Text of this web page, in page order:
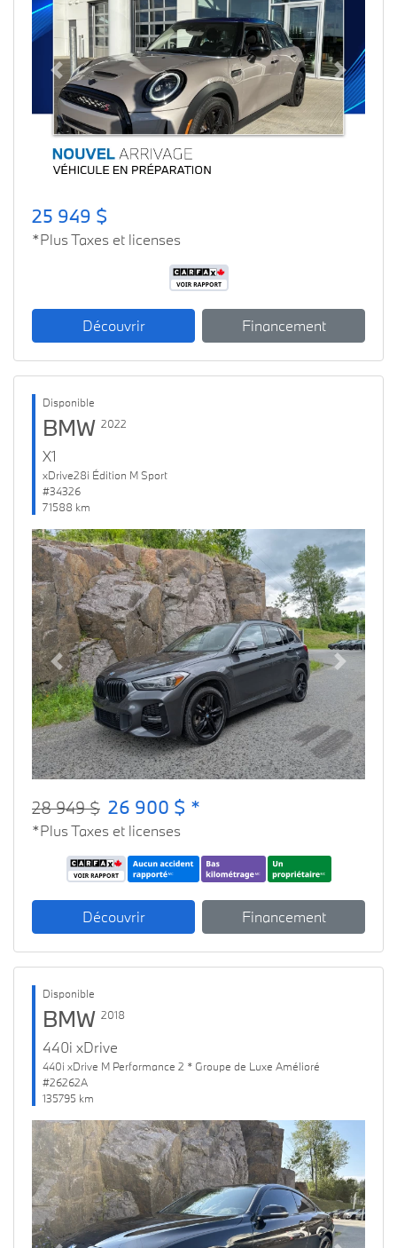
Previous Next
25 949 $
*Plus Taxes et licenses
Découvrir Financement
Disponible
BMW 2022
X1
xDrive28i Édition M Sport
#34326
71588 km
Previous Next
28 949 $ 26 900 $ *
*Plus Taxes et licenses
Découvrir Financement
Disponible
BMW 2018
440i xDrive
440i xDrive M Performance 2 * Groupe de Luxe Amélioré
#26262A
135795 km